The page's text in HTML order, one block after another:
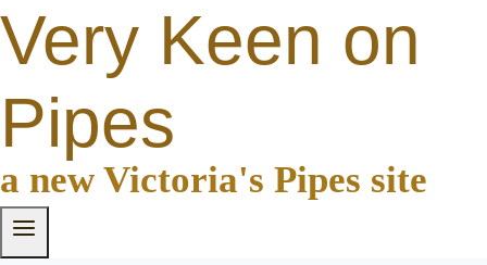
Very Keen on
Pipes
a new Victoria's Pipes site